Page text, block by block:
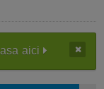
aici